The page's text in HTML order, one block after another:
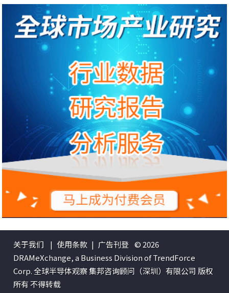
关于我们 | 使用条款 | 广告刊登 © 2026
DRAMeXchange, a Business Division of TrendForce
Corp. 全球半导体观察 集邦咨询顾问（深圳）有限公司 版权
所有 不得转载